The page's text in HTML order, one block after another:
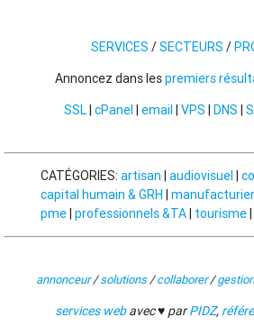
SERVICES /SECTEURS /
Annoncez dans lespremiers
SSL| cPanel | email | VPS | DNS |
CATÉGORIES: artisan | audiovisuel |
capital humain & GRH | manufacturier
pme| professionnels &TA| tourisme|
annonceur/solutions/collaborer/gestion
services webavec ♥ parPIDZ,